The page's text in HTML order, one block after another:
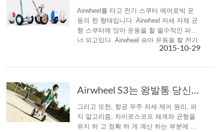
Airwheel를 타고 전기 스쿠터 에어로빅 운
동의 한 형태입니다. Airwheel 자세 자체 균
형 스쿠터에 앉아 운동을 할 필수적인 파트
너 되고있다. Airwheel 승마 운동을 할 전기
각자 균형 스쿠터 시간과 장소에 아무 요구
2015-10-29
Airwheel S3는 왕발통 당신을 위해, 다른 자체 균형 전기 스쿠터
그리고 또한, 항공 우주 자세 제어 원리, 퍼
지 알고리즘, 자이로스코프 체계와 균형을
유지 하 고 정확 하 게 계산 하는 부분에 피